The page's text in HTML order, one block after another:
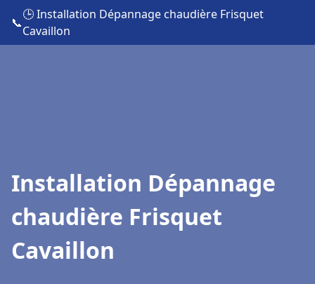
📞
🕒 Installation Dépannage chaudière Frisquet
Cavaillon
Installation Dépannage
chaudière Frisquet
Cavaillon